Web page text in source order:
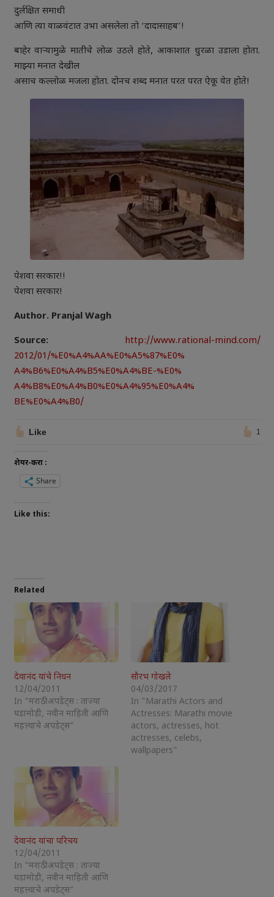
दुर्लक्षित समाधी
आणि त्या वाळवंटात उभा असलेला तो ‘दादासाहब’!
बाहेर वाऱ्यामुळे मातीचे लोळ उठले होते, आकाशात धुरळा उडाला होता.
माझ्या मनात देखील
असाच कल्लोळ मजला होता. दोनच शब्द मनात परत परत ऐकू येत होते!
पेशवा सरकार!!
पेशवा सरकार!
Author. Pranjal Wagh
Source:
http://www.rational-mind.com/
2012/01/%E0%A4%AA%E0%A5%87%E0%
A4%B6%E0%A4%B5%E0%A4%BE-%E0%
A4%B8%E0%A4%B0%E0%A4%95%E0%A4%
BE%E0%A4%B0/
Like 1
शेयर-करा :
Share
Like this:
Related
देवानंद यांचे निधन
12/04/2011
In "मराठी अपडेट्स : ताज्या
घडामोडी, नवीन माहिती आणि
महत्त्वाचे अपडेट्स"
सौरभ गोखले
04/03/2017
In "Marathi Actors and
Actresses: Marathi movie
actors, actresses, hot
actresses, celebs,
wallpapers"
देवानंद यांचा परिचय
12/04/2011
In "मराठी अपडेट्स : ताज्या
घडामोडी, नवीन माहिती आणि
महत्त्वाचे अपडेट्स"